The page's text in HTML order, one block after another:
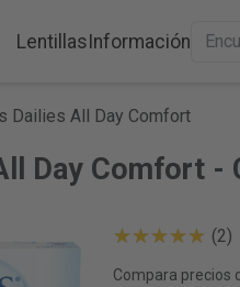
LentillasInformación
Dailies All Day Comfort
Day Comfort -
(2)
Compara precios